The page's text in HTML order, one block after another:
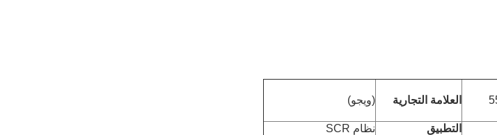
العلامة التجارية (ويجو)
التطبيق
نظام SCR